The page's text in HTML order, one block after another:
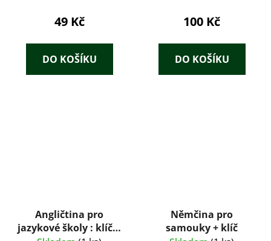
49 Kč
DO KOŠÍKU
100 Kč
DO KOŠÍKU
Angličtina pro
jazykové školy : klíč k
Němčina pro
samouky + klíč